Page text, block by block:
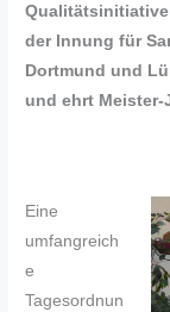
Qualitätsinitiative
der Innung für
Dortmund und
und ehrt Meister-
Eine
umfangreich
e
Tagesordnun